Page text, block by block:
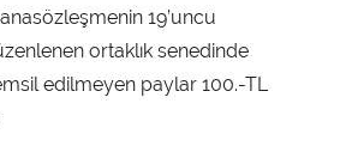
19’uncu
ortaklık senedinde
edilmeyen paylar 100.-TL